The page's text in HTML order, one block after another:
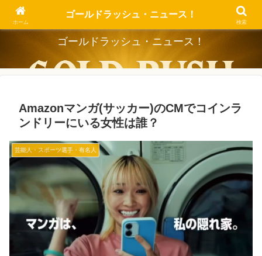
Dig the Trend, Strike the Gold.
ゴールドラッシュ・ニュース！
Amazonマンガ(サッカー)のCMでコインラ
ンドリーにいる女性は誰？
芸能人・スポーツ選手・有名人
ホーム
ゴールドラッシュ・ニュース！
検索